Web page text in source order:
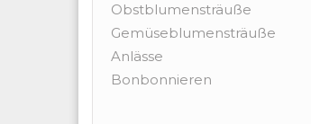
Obstblumensträuße
Gemüseblumensträuße
Anlässe
Bonbonnieren